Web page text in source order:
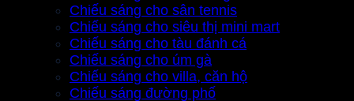
Chiếu sáng cho sân tennis
Chiếu sáng cho siêu thị mini mart
Chiếu sáng cho tàu đánh cá
Chiếu sáng cho úm gà
Chiếu sáng cho villa, căn hộ
Chiếu sáng đường phố